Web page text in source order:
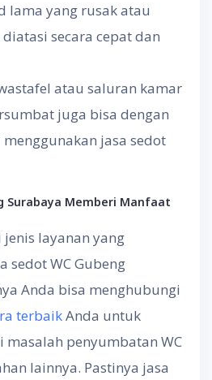
lama yang rusak atau
secara cepat dan
atau saluran kamar
juga bisa dengan
jasa sedot
Surabaya Memberi Manfaat
layanan yang
sedot WC Gubeng
Anda bisa menghubungi
terbaikAnda untuk
masalah penyumbatan WC
lainnya. Pastinya jasa